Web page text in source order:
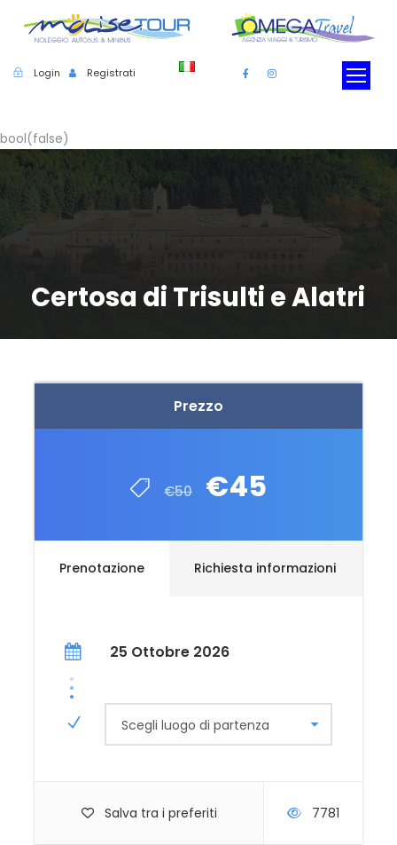
Login Registrati
bool(false)
Certosa di Trisulti e Alatri
Prezzo
€50 €45
Prenotazione Richiesta informazioni
25 Ottobre 2026
Scegli luogo di partenza
Salva tra i preferiti 7781